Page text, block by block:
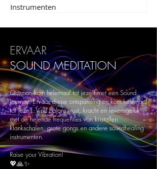
Instrumenten
ERVAAR
SOUNDMEDITATION
Ontspan kom helemaal tot jezelf met een Sound
Journey. Ervaar diepe ontspanning en kom helemaal
tot jezelf. Vind balans, rust, kracht en levensgeluk
met de helende frequenties van kristallen
klankschalen, grote gongs en andere soundhealing
instrumenten.
Raise your Vibration!
💖🙏✨